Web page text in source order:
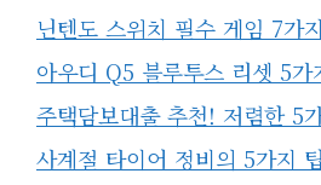
닌텐도 스위치 필수 게임 7가
아우디 Q5 블루투스 리셋 5가
주택담보대출 추천! 저렴한 5
사계절 타이어 정비의 5가지 팁